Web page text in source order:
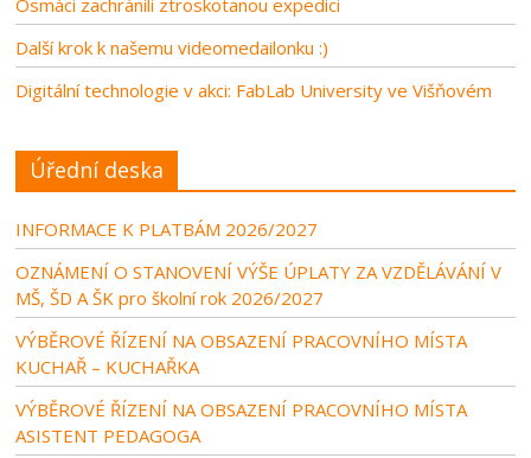
Další krok k našemu videomedailonku :)
Digitální technologie v akci: FabLab University ve Višňovém
Úřední deska
INFORMACE K PLATBÁM 2026/2027
OZNÁMENÍ O STANOVENÍ VÝŠE ÚPLATY ZA VZDĚLÁVÁNÍ V
MŠ, ŠD A ŠK pro školní rok 2026/2027
VÝBĚROVÉ ŘÍZENÍ NA OBSAZENÍ PRACOVNÍHO MÍSTA
KUCHAŘ – KUCHAŘKA
VÝBĚROVÉ ŘÍZENÍ NA OBSAZENÍ PRACOVNÍHO MÍSTA
ASISTENT PEDAGOGA